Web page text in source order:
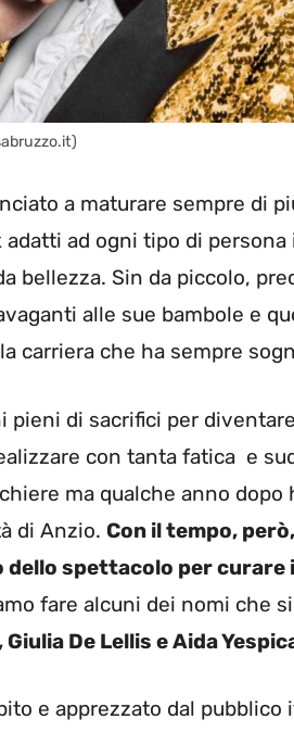
a maturare sempre di
ad ogni tipo di
bellezza. Sin da piccolo,
alle sue bambole e
carriera che ha sempre
di sacrifici per
con tanta fatica e
ma qualche anno dopo
di Anzio. Con il tempo,
spettacolo per curare
fare alcuni dei nomi che
De Lellis e Aida
e apprezzato dal